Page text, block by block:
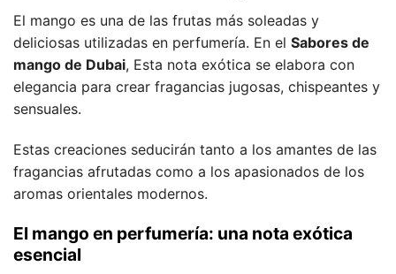
El mango es una de las frutas más soleadas y
deliciosas utilizadas en perfumería. En el Sabores de
mango de Dubai, Esta nota exótica se elabora con
elegancia para crear fragancias jugosas, chispeantes y
sensuales.
Estas creaciones seducirán tanto a los amantes de las
fragancias afrutadas como a los apasionados de los
aromas orientales modernos.
El mango en perfumería: una nota exótica
esencial